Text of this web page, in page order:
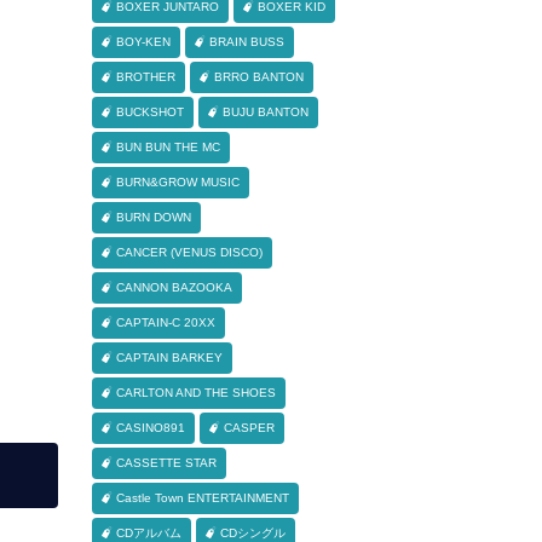
BOXER JUNTARO BOXER KID
BOY-KEN BRAIN BUSS
BROTHER BRRO BANTON
BUCKSHOT BUJU BANTON
BUN BUN THE MC
BURN&GROW MUSIC
BURN DOWN
CANCER (VENUS DISCO)
CANNON BAZOOKA
CAPTAIN-C 20XX
CAPTAIN BARKEY
CARLTON AND THE SHOES
CASINO891 CASPER
CASSETTE STAR
Castle Town ENTERTAINMENT
CDアルバム CDシングル